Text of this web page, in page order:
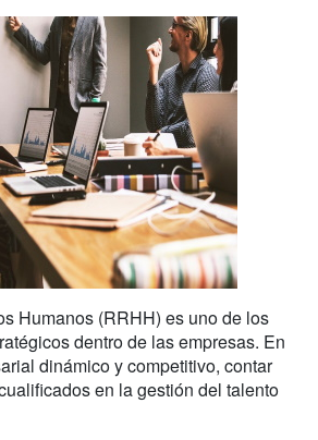
Humanos (RRHH) es uno de los
dentro de las empresas. En
dinámico y competitivo, contar
en la gestión del talento